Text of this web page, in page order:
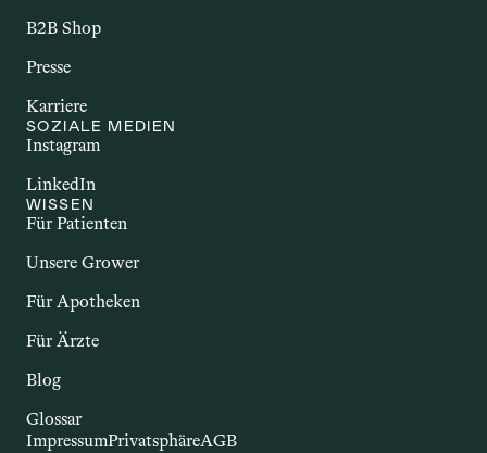
chronische Störungen, bei denen das
Arthritis oder Morbus Crohn. Sie gehen
häufig mit Entzündungen und einer
wird untersucht, ob bestimmte
Cannabinoide – potenzielle Effekte auf
das Immunsystem und entzündliche
B2B Shop
Presse
Karriere
SOZIALE MEDIEN
Instagram
LinkedIn
WISSEN
Für Patienten
Unsere Grower
Für Apotheken
Für Ärzte
Blog
Glossar
ImpressumPrivatsphäreAGB